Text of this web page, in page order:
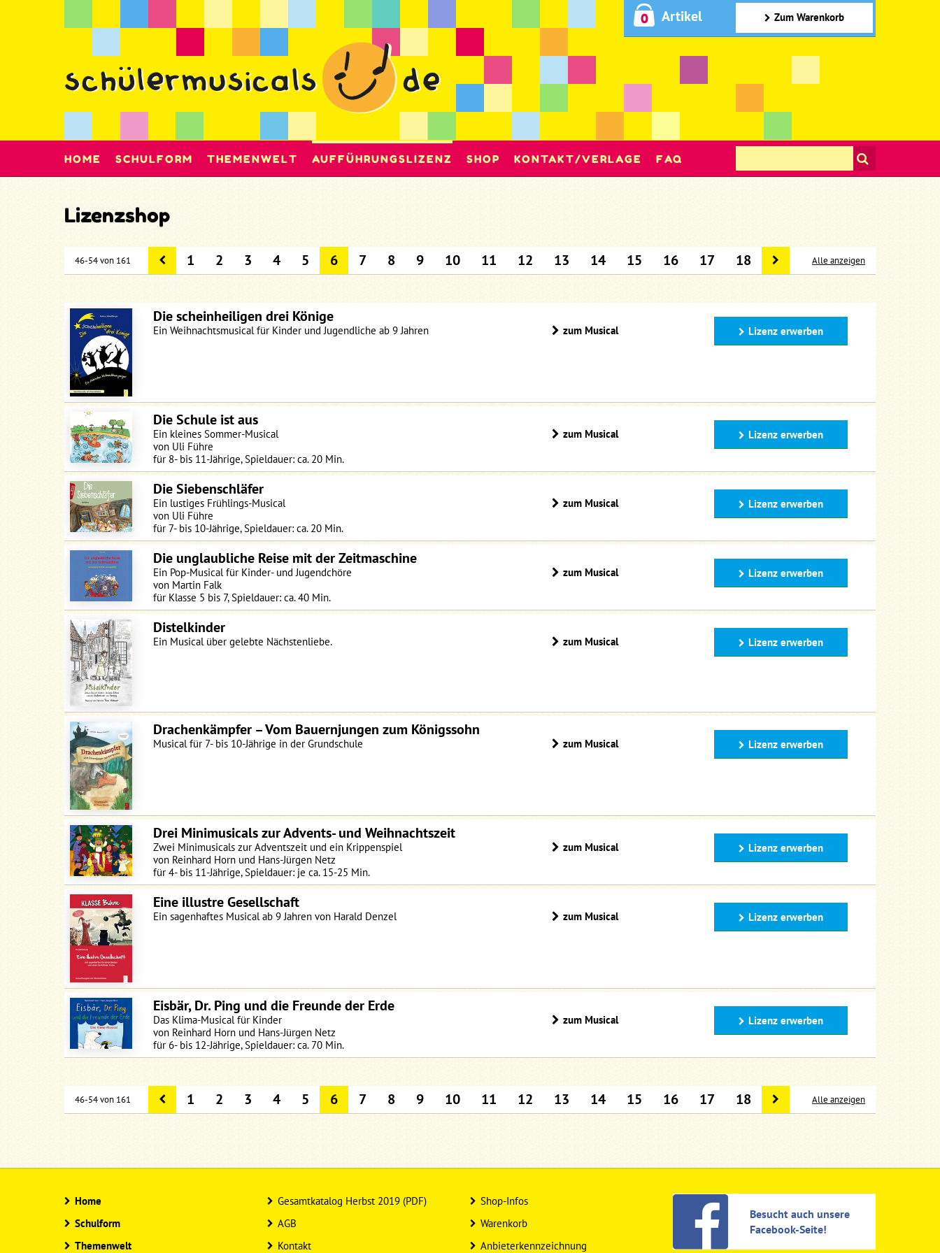
0 Artikel Zum Warenkorb
HOME SCHULFORM THEMENWELT AUFFÜHRUNGSLIZENZ SHOP KONTAKT/VERLAGE FAQ
Lizenzshop
46-54 von 161 1 2 3 4 5 6 7 8 9 10 11 12 13 14 15 16 17 18 Alle anzeigen
Die scheinheiligen drei Könige
Ein Weihnachtsmusical für Kinder und Jugendliche ab 9 Jahren zum Musical Lizenz erwerben
Die Schule ist aus
Ein kleines Sommer-Musical
von Uli Führe
für 8- bis 11-Jährige, Spieldauer: ca. 20 Min.
zum Musical Lizenz erwerben
Die Siebenschläfer
Ein lustiges Frühlings-Musical
von Uli Führe
für 7- bis 10-Jährige, Spieldauer: ca. 20 Min.
zum Musical Lizenz erwerben
Die unglaubliche Reise mit der Zeitmaschine
Ein Pop-Musical für Kinder- und Jugendchöre
von Martin Falk
für Klasse 5 bis 7, Spieldauer: ca. 40 Min.
zum Musical Lizenz erwerben
Distelkinder
Ein Musical über gelebte Nächstenliebe. zum Musical Lizenz erwerben
Drachenkämpfer – Vom Bauernjungen zum Königssohn
Musical für 7- bis 10-Jährige in der Grundschule zum Musical Lizenz erwerben
Drei Minimusicals zur Advents- und Weihnachtszeit
Zwei Minimusicals zur Adventszeit und ein Krippenspiel
von Reinhard Horn und Hans-Jürgen Netz
für 4- bis 11-Jährige, Spieldauer: je ca. 15-25 Min.
zum Musical Lizenz erwerben
Eine illustre Gesellschaft
Ein sagenhaftes Musical ab 9 Jahren von Harald Denzel zum Musical Lizenz erwerben
Eisbär, Dr. Ping und die Freunde der Erde
Das Klima-Musical für Kinder
von Reinhard Horn und Hans-Jürgen Netz
für 6- bis 12-Jährige, Spieldauer: ca. 70 Min.
zum Musical Lizenz erwerben
46-54 von 161 1 2 3 4 5 6 7 8 9 10 11 12 13 14 15 16 17 18 Alle anzeigen
Home
Schulform
Themenwelt
Gesamtkatalog Herbst 2019 (PDF)
AGB
Kontakt
Shop-Infos
Warenkorb
Anbieterkennzeichnung
Besucht auch unsere
Facebook-Seite!